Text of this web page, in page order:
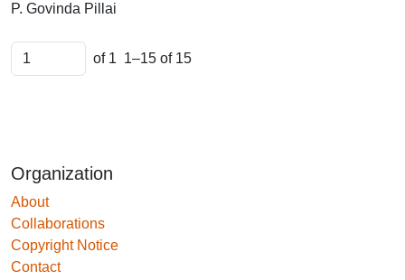
P. Govinda Pillai
of 1 1–15 of 15
Organization
About
Collaborations
Copyright Notice
Contact